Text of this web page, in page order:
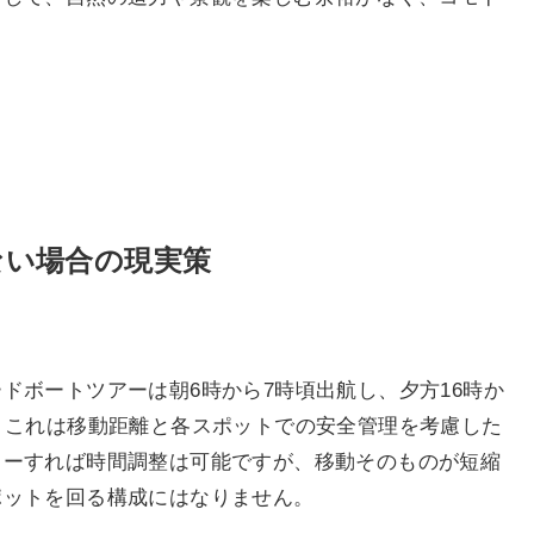
場合の現実策
ボートツアーは朝6時から7時頃出航し、夕方16時か
れは移動距離と各スポットでの安全管理を考慮した
すれば時間調整は可能ですが、移動そのものが短縮
トを回る構成にはなりません。